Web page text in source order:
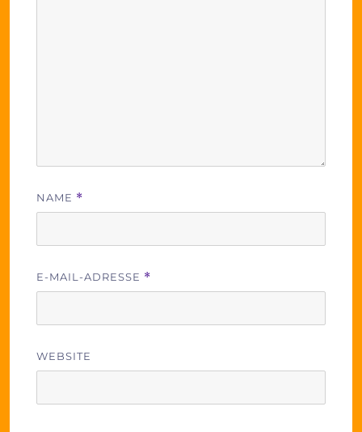
NAME *
E-MAIL-ADRESSE *
WEBSITE